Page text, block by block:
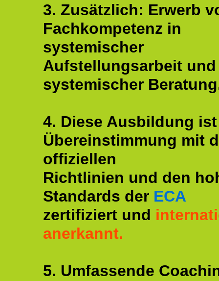
3. Zusätzlich: Erwerb
Fachkompetenz in
systemischer
Aufstellungsarbeit und
systemischer
4. Diese Ausbildung
Übereinstimmung mit
offiziellen
Richtlinien und den
Standards der ECA
zertifiziert und
anerkannt.
5. Umfassende